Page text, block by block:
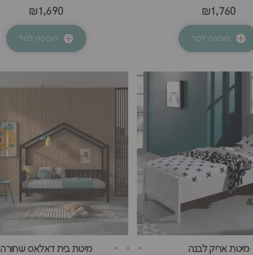
₪1,760
הוספה לסל
₪1,690
הוספה לסל
מיטת אריק לבנה מיטת בית דאלאס שחורה